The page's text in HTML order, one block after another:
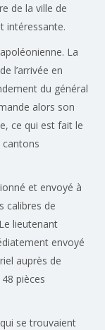
de la ville de
intéressante.
La
l’arrivée en
du général
alors son
ce qui est fait le
cantons
et envoyé à
calibres de
lieutenant
envoyé
auprès de
pièces
se trouvaient